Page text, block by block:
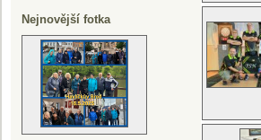
Nejnovější fotka